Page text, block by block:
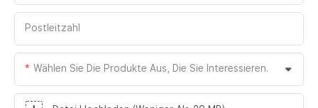
Postleitzahl
Wählen Sie Die Produkte Aus, Die Sie Interessieren.